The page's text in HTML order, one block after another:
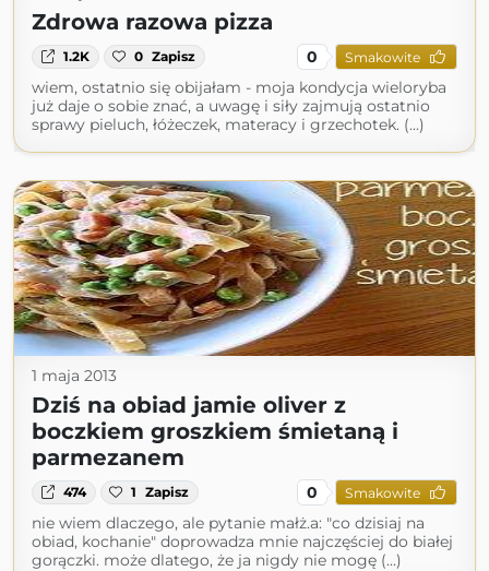
Zdrowa razowa pizza
1.2K 0 Zapisz 0 Smakowite
wiem, ostatnio się obijałam - moja kondycja wieloryba
już daje o sobie znać, a uwagę i siły zajmują ostatnio
sprawy pieluch, łóżeczek, materacy i grzechotek. (...)
1 maja 2013
Dziś na obiad jamie oliver z
boczkiem groszkiem śmietaną i
parmezanem
474 1 Zapisz 0 Smakowite
nie wiem dlaczego, ale pytanie małż.a: "co dzisiaj na
obiad, kochanie" doprowadza mnie najczęściej do białej
gorączki. może dlatego, że ja nigdy nie mogę (...)